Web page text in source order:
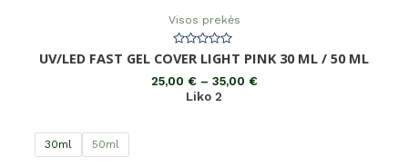
Visos prekės
Įvertinimas:
0
iš
5
UV/LED FAST GEL COVER LIGHT PINK 30 ML / 50 ML
25,00 €– 35,00 €
Liko 2
30ml 50ml